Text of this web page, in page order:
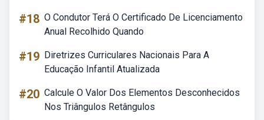
#18 O Condutor Terá O Certificado De Licenciamento
Anual Recolhido Quando
#19 Diretrizes Curriculares Nacionais Para A
Educação Infantil Atualizada
#20 Calcule O Valor Dos Elementos Desconhecidos
Nos Triângulos Retângulos